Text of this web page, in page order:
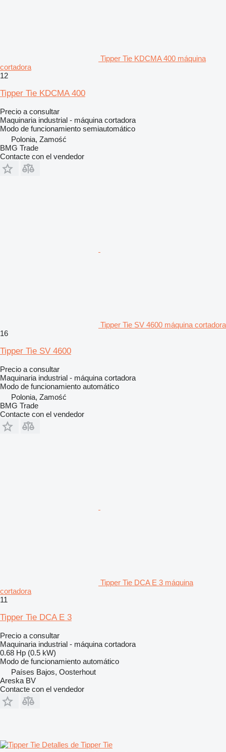
Tipper Tie KDCMA 400 máquina
cortadora
12
Tipper Tie KDCMA 400
Precio a consultar
Maquinaria industrial - máquina cortadora
Modo de funcionamiento semiautomático
Polonia, Zamość
BMG Trade
Contacte con el vendedor
Tipper Tie SV 4600 máquina cortadora
16
Tipper Tie SV 4600
Precio a consultar
Maquinaria industrial - máquina cortadora
Modo de funcionamiento automático
Polonia, Zamość
BMG Trade
Contacte con el vendedor
Tipper Tie DCA E 3 máquina
cortadora
11
Tipper Tie DCA E 3
Precio a consultar
Maquinaria industrial - máquina cortadora
0.68 Hp (0.5 kW)
Modo de funcionamiento automático
Países Bajos, Oosterhout
Areska BV
Contacte con el vendedor
Detalles de Tipper Tie